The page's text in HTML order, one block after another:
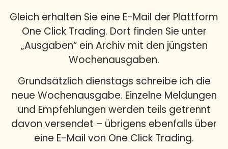
Gleich erhalten Sie eine E-Mail der Plattform
One Click Trading. Dort finden Sie unter
„Ausgaben“ ein Archiv mit den jüngsten
Wochenausgaben.
Grundsätzlich dienstags schreibe ich die
neue Wochenausgabe. Einzelne Meldungen
und Empfehlungen werden teils getrennt
davon versendet – übrigens ebenfalls über
eine E-Mail von One Click Trading.